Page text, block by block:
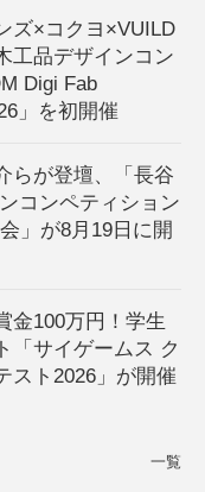
ズ×コクヨ×VUILD
工品デザインコン
Digi Fab
」を初開催
らが登壇、「長谷
コンペティション
」が8月19日に開
金100万円！学生
「サイゲームス ク
スト2026」が開催
一覧